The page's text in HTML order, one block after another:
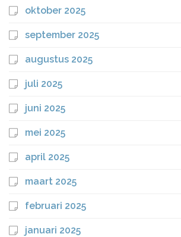
oktober 2025
september 2025
augustus 2025
juli 2025
juni 2025
mei 2025
april 2025
maart 2025
februari 2025
januari 2025